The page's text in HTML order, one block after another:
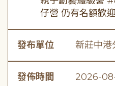
仔營 仍有名額歡
發布單位 新莊中港
發佈時間 2026-